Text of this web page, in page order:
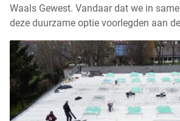
Waals Gewest. Vandaar dat we in
deze duurzame optie voorlegden aan